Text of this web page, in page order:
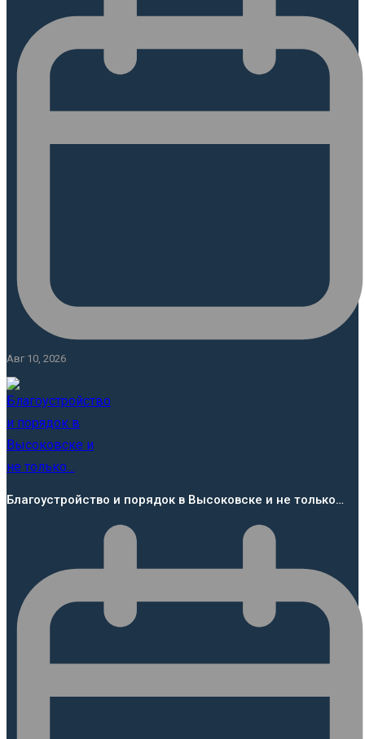
Авг 10, 2026
Благоустройство и порядок в Высоковске и не только…